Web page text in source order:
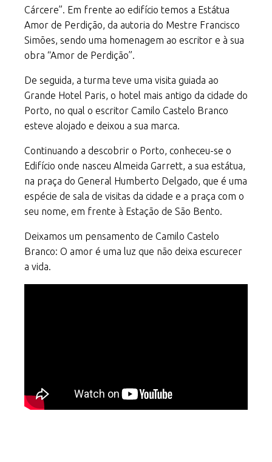
Cárcere”. Em frente ao edifício temos a Estátua
Amor de Perdição, da autoria do Mestre Francisco
Simões, sendo uma homenagem ao escritor e à sua
obra “Amor de Perdição”.
De seguida, a turma teve uma visita guiada ao
Grande Hotel Paris, o hotel mais antigo da cidade do
Porto, no qual o escritor Camilo Castelo Branco
esteve alojado e deixou a sua marca.
Continuando a descobrir o Porto, conheceu-se o
Edifício onde nasceu Almeida Garrett, a sua estátua,
na praça do General Humberto Delgado, que é uma
espécie de sala de visitas da cidade e a praça com o
seu nome, em frente à Estação de São Bento.
Deixamos um pensamento de Camilo Castelo
Branco: O amor é uma luz que não deixa escurecer
a vida.